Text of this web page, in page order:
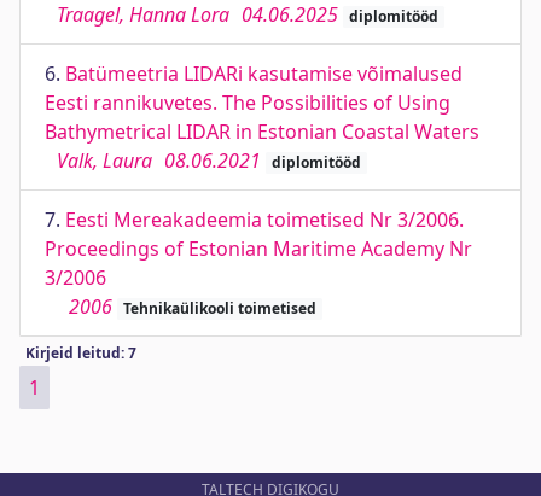
Traagel, Hanna Lora 04.06.2025 diplomitööd
6. Batümeetria LIDARi kasutamise võimalused
Eesti rannikuvetes. The Possibilities of Using
Bathymetrical LIDAR in Estonian Coastal Waters
Valk, Laura 08.06.2021 diplomitööd
7. Eesti Mereakadeemia toimetised Nr 3/2006.
Proceedings of Estonian Maritime Academy Nr
3/2006
2006 Tehnikaülikooli toimetised
Kirjeid leitud: 7
1
TALTECH DIGIKOGU